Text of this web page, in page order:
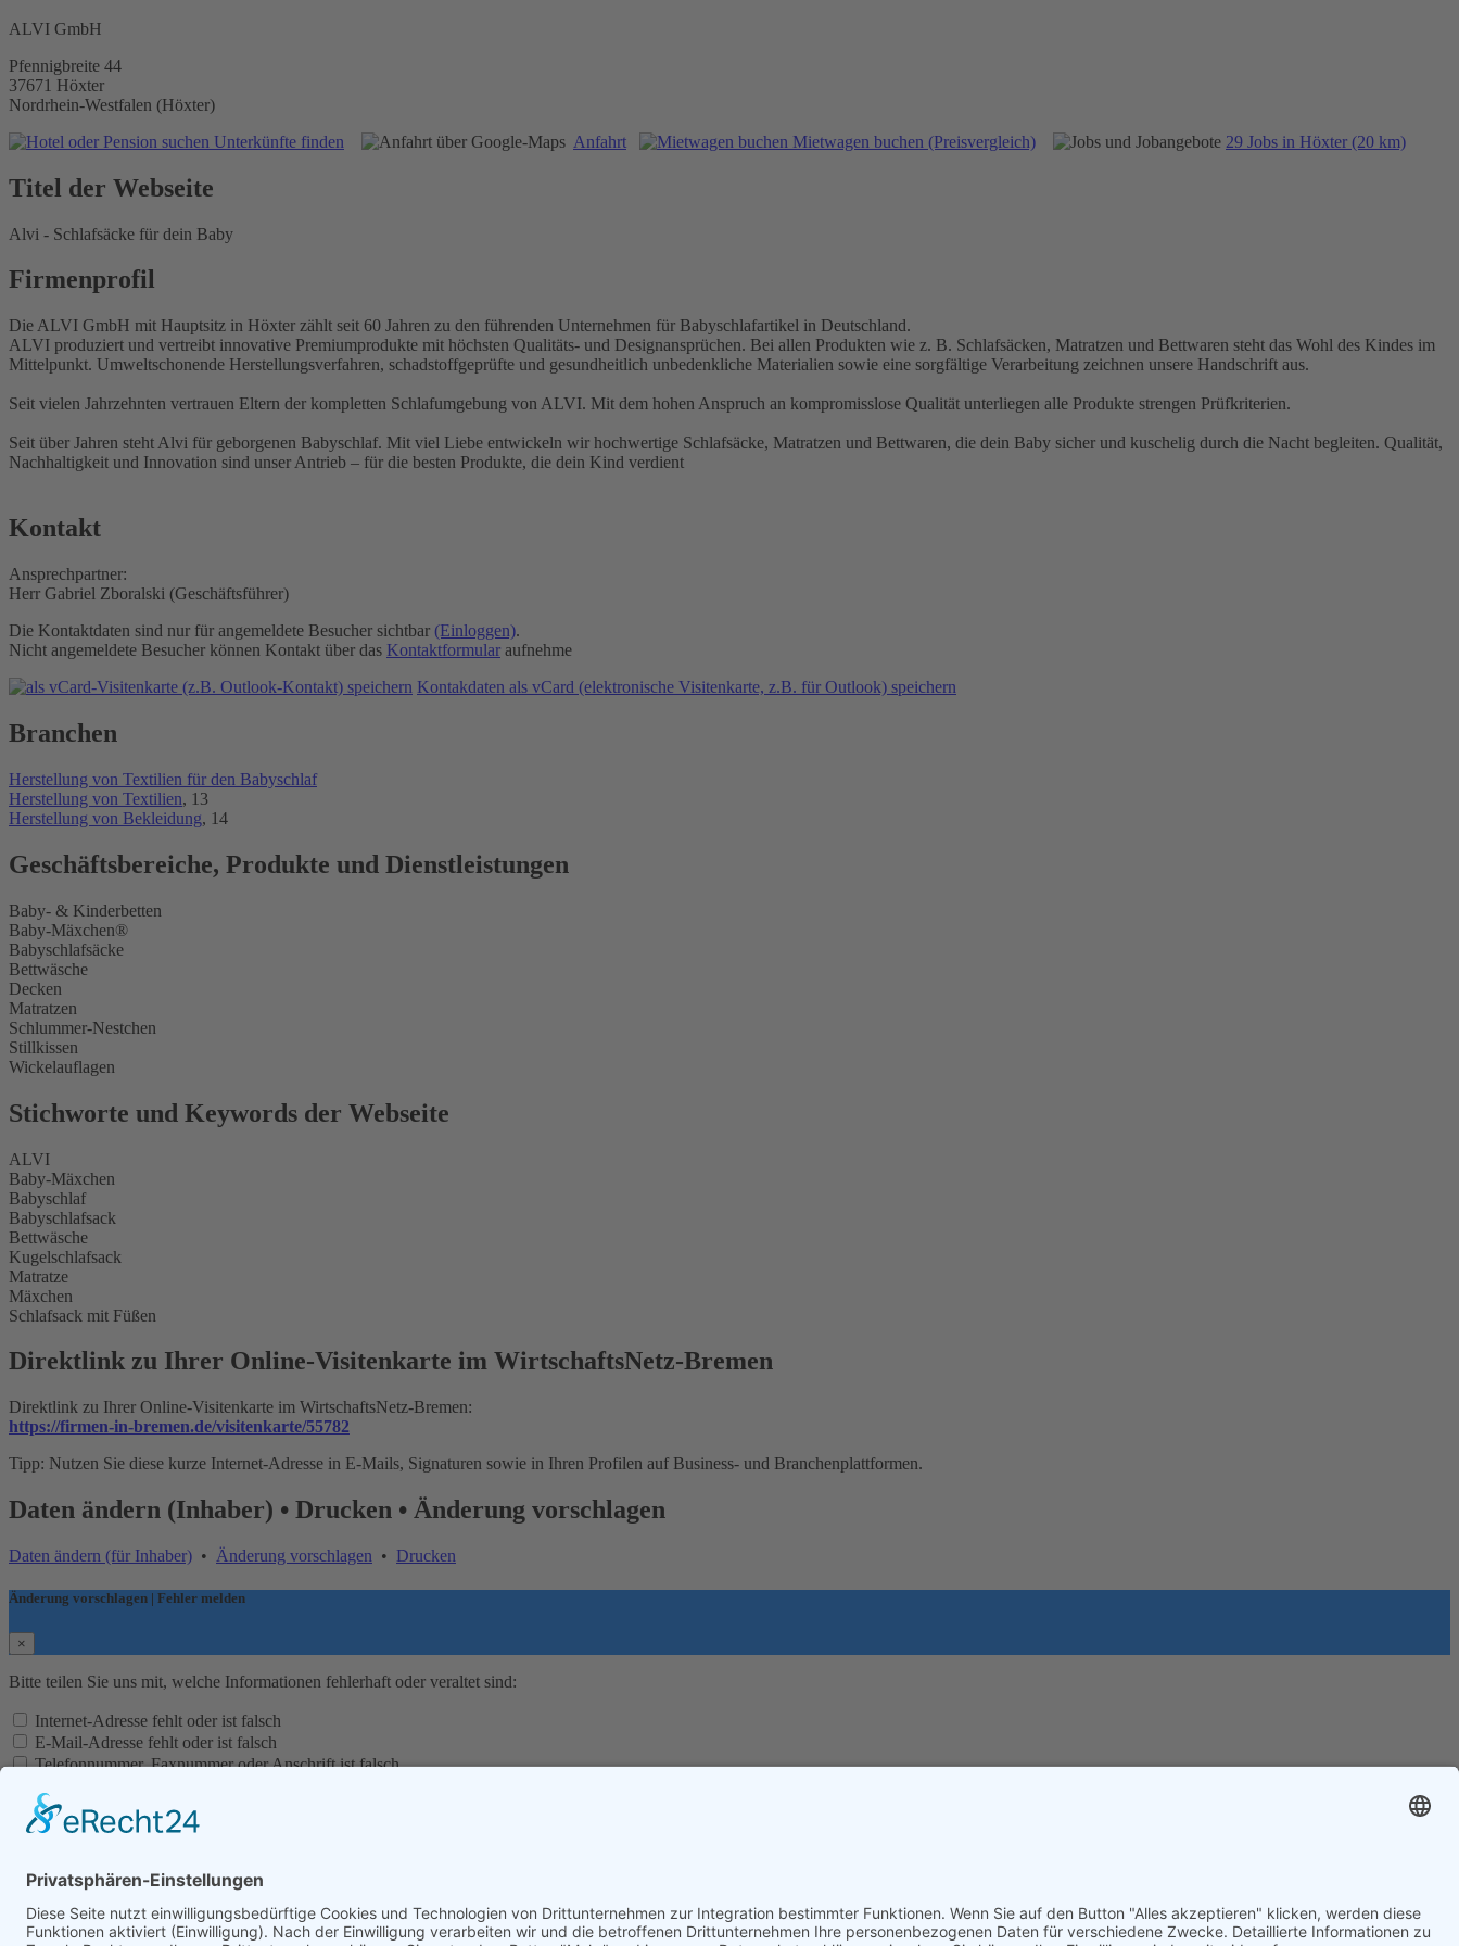
ALVI GmbH
Pfennigbreite 44
37671 Höxter
Nordrhein-Westfalen (Höxter)
Unterkünfte finden
Anfahrt Mietwagen buchen (Preisvergleich) 29 Jobs in Höxter (20 km)
Titel der Webseite
Alvi - Schlafsäcke für dein Baby
Firmenprofil
Die ALVI GmbH mit Hauptsitz in Höxter zählt seit 60 Jahren zu den führenden Unternehmen für Babyschlafartikel in Deutschland.
ALVI produziert und vertreibt innovative Premiumprodukte mit höchsten Qualitäts- und Designansprüchen. Bei allen Produkten wie z. B. Schlafsäcken, Matratzen und Bettwaren steht das Wohl des Kindes im
Mittelpunkt. Umweltschonende Herstellungsverfahren, schadstoffgeprüfte und gesundheitlich unbedenkliche Materialien sowie eine sorgfältige Verarbeitung zeichnen unsere Handschrift aus.
Seit vielen Jahrzehnten vertrauen Eltern der kompletten Schlafumgebung von ALVI. Mit dem hohen Anspruch an kompromisslose Qualität unterliegen alle Produkte strengen Prüfkriterien.
Seit über Jahren steht Alvi für geborgenen Babyschlaf. Mit viel Liebe entwickeln wir hochwertige Schlafsäcke, Matratzen und Bettwaren, die dein Baby sicher und kuschelig durch die Nacht begleiten. Qualität,
Nachhaltigkeit und Innovation sind unser Antrieb – für die besten Produkte, die dein Kind verdient
Kontakt
Ansprechpartner:
Herr Gabriel Zboralski (Geschäftsführer)
Die Kontaktdaten sind nur für angemeldete Besucher sichtbar (Einloggen).
Nicht angemeldete Besucher können Kontakt über das Kontaktformular aufnehme
Kontakdaten als vCard (elektronische Visitenkarte, z.B. für Outlook) speichern
Branchen
Herstellung von Textilien für den Babyschlaf
Herstellung von Textilien, 13
Herstellung von Bekleidung, 14
Geschäftsbereiche, Produkte und Dienstleistungen
Baby- & Kinderbetten
Baby-Mäxchen®
Babyschlafsäcke
Bettwäsche
Decken
Matratzen
Schlummer-Nestchen
Stillkissen
Wickelauflagen
Stichworte und Keywords der Webseite
ALVI
Baby-Mäxchen
Babyschlaf
Babyschlafsack
Bettwäsche
Kugelschlafsack
Matratze
Mäxchen
Schlafsack mit Füßen
Direktlink zu Ihrer Online-Visitenkarte im WirtschaftsNetz-Bremen
Direktlink zu Ihrer Online-Visitenkarte im WirtschaftsNetz-Bremen:
https://firmen-in-bremen.de/visitenkarte/55782
Tipp: Nutzen Sie diese kurze Internet-Adresse in E-Mails, Signaturen sowie in Ihren Profilen auf Business- und Branchenplattformen.
Daten ändern (Inhaber) • Drucken • Änderung vorschlagen
Daten ändern (für Inhaber) • Änderung vorschlagen • Drucken
Änderung vorschlagen | Fehler melden
×
Bitte teilen Sie uns mit, welche Informationen fehlerhaft oder veraltet sind:
Internet-Adresse fehlt oder ist falsch
E-Mail-Adresse fehlt oder ist falsch
Telefonnummer, Faxnummer oder Anschrift ist falsch
Firmenname ist falsch
Ihre Nachricht an uns
Sicherheitsfrage:
Bitte addieren Sie:9 + 4= ?